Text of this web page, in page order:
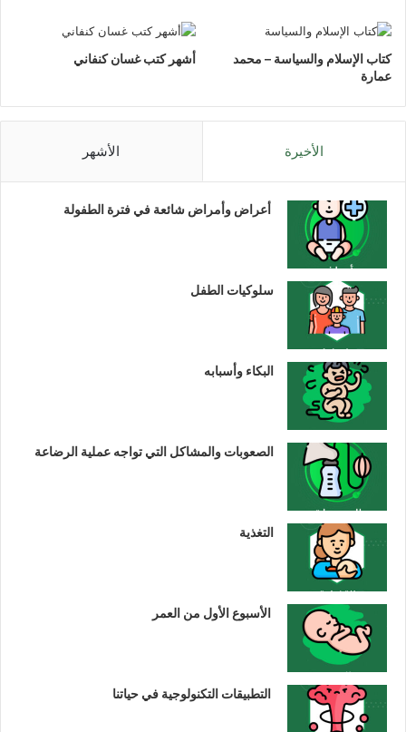
كتاب الإسلام والسياسة – محمد
عمارة
أشهر كتب غسان كنفاني
الأخيرة الأشهر
أعراض وأمراض شائعة في فترة الطفولة
سلوكيات الطفل
البكاء وأسبابه
الصعوبات والمشاكل التي تواجه عملية الرضاعة
التغذية
الأسبوع الأول من العمر
التطبيقات التكنولوجية في حياتنا